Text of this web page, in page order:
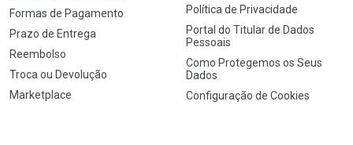
Formas de Pagamento
Prazo de Entrega
Reembolso
Troca ou Devolução
Marketplace
Política de Privacidade
Portal do Titular de Dados
Pessoais
Como Protegemos os Seus
Dados
Configuração de Cookies